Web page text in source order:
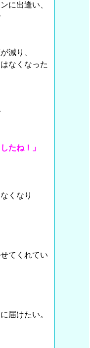
に出逢い、
減り、
なくなった
たね！」
くなり
てくれてい
届けたい。